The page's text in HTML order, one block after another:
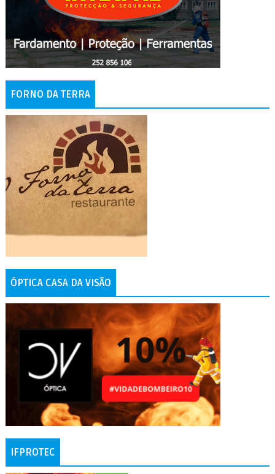
FORNO DA TERRA
ÓPTICA CASA DA VISÃO
IFPROTEC